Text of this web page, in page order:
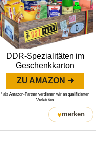
DDR-Spezialitäten im
Geschenkkarton
ZU AMAZON ➜
* als Amazon-Partner verdienen wir an qualifizierten
Verkäufen
♥merken